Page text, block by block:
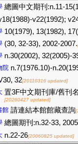
總圖中文期刊:n.11-
v22(1992);
10(1979), 13(1982),
(30, 32-33), 2002-2007.
n.30(2002), 32(2005)-
院 n.7(1976.10)-
32[20110316 updated]
置3F中文期刊庫/舊刊
[20260427 updated]
館 請連結本館館藏查詢
總圖期刊:n.32-33,
n.22-26[20060825 updated]